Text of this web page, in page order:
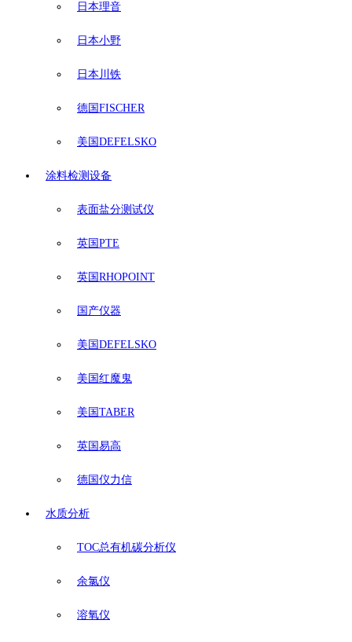
日本理音
日本小野
日本川铁
德国FISCHER
美国DEFELSKO
涂料检测设备
表面盐分测试仪
英国PTE
英国RHOPOINT
国产仪器
美国DEFELSKO
美国红魔鬼
美国TABER
英国易高
德国仪力信
水质分析
TOC总有机碳分析仪
余氯仪
溶氧仪